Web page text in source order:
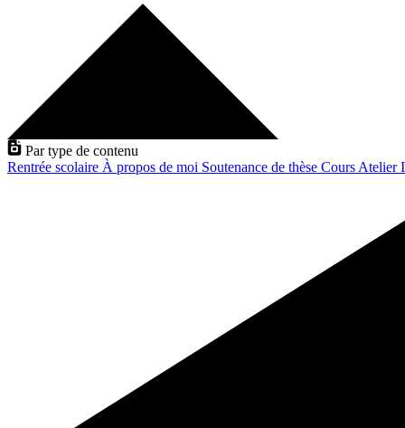
Par type de contenu
Rentrée scolaire À propos de moi Soutenance de thèse Cours Atelier